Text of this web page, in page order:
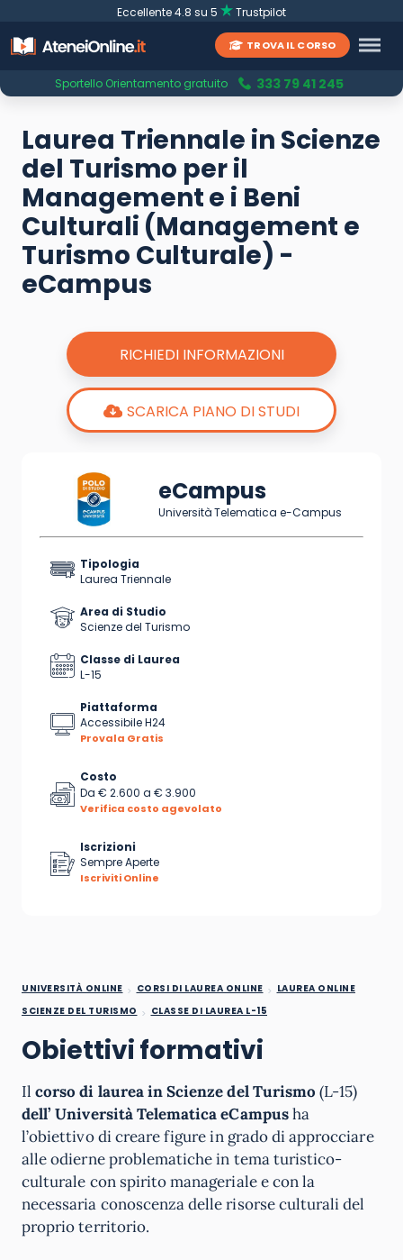
Eccellente 4.8 su 5 Trustpilot
TROVA IL CORSO
Sportello Orientamento gratuito 333 79 41 245
Laurea Triennale in Scienze
del Turismo per il
Management e i Beni
Culturali (Management e
Turismo Culturale) -
eCampus
RICHIEDI INFORMAZIONI
SCARICA PIANO DI STUDI
eCampus
Università Telematica e-Campus
Tipologia
Laurea Triennale
Area di Studio
Scienze del Turismo
Classe di Laurea
L-15
Piattaforma
Accessibile H24
Provala Gratis
Costo
Da € 2.600 a € 3.900
Verifica costo agevolato
Iscrizioni
Sempre Aperte
Iscriviti Online
UNIVERSITÀ ONLINE CORSI DI LAUREA ONLINE
LAUREA ONLINE
SCIENZE DEL TURISMO
CLASSE DI LAUREA L-15
Obiettivi formativi
Ilcorso di laurea in Scienze del Turismo (L-15)
dell’ Università Telematica eCampusha
l’obiettivo di creare figure in grado di approcciare
alle odierne problematiche in tema turistico-
culturale con spirito manageriale e con la
necessaria conoscenza delle risorse culturali del
proprio territorio.